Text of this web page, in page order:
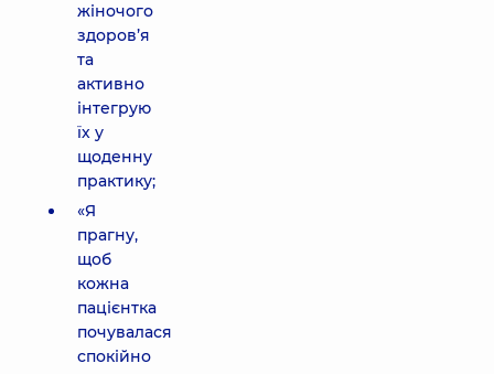
жіночого
здоров’я
та
активно
інтегрую
їх у
щоденну
практику;
«Я
прагну,
щоб
кожна
пацієнтка
почувалася
спокійно